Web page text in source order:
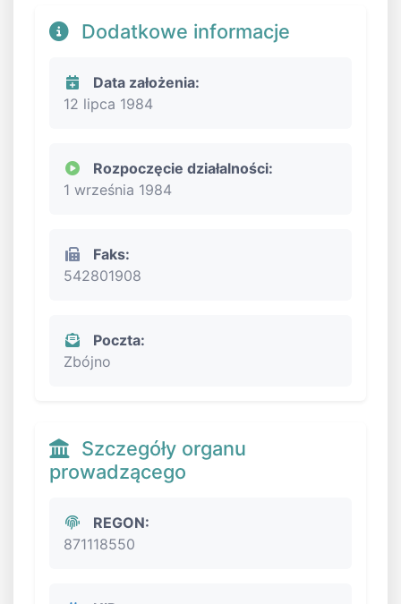
Dodatkowe informacje
Data założenia:
12 lipca 1984
Rozpoczęcie działalności:
1 września 1984
Faks:
542801908
Poczta:
Zbójno
Szczegóły organu
prowadzącego
REGON:
871118550